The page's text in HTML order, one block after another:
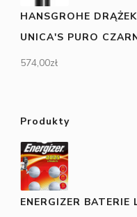
HANSGROHE
UNICA'S PURO
574,00zł
Produkty
ENERGIZER